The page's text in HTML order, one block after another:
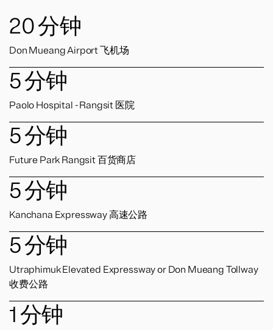
1分钟
5分钟
Utraphimuk Elevated Expressway or Don Mueang Tollway
收费公路
5分钟
Kanchana Expressway 高速公路
5分钟
Future Park Rangsit 百货商店
5分钟
Paolo Hospital - Rangsit 医院
20分钟
Don Mueang Airport 飞机场